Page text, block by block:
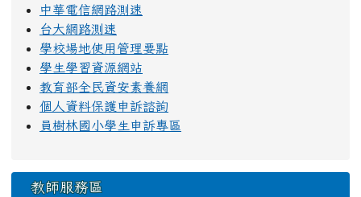
中華電信網路測速
台大網路測速
學校場地使用管理要點
學生學習資源網站
教育部全民資安素養網
個人資料保護申訴諮詢
員樹林國小學生申訴專區
教師服務區